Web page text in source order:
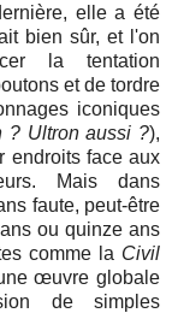
elle a été
bien sûr, et l'on
la tentation
et de tordre
iconiques
? Ultron aussi ?),
endroits face aux
Mais dans
faute, peut-être
ou quinze ans
comme la Civil
œuvre globale
de simples